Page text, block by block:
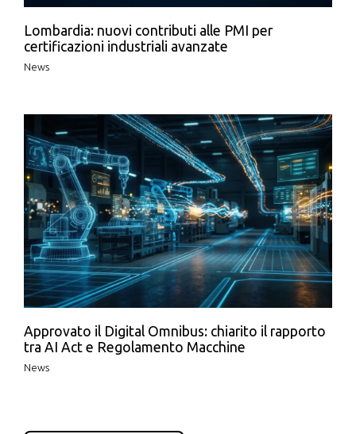
Lombardia: nuovi contributi alle PMI per
certificazioni industriali avanzate
News
Approvato il Digital Omnibus: chiarito il rapporto
tra AI Act e Regolamento Macchine
News